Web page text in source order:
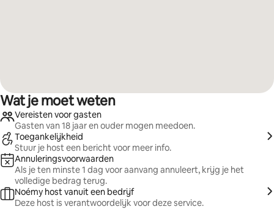
Wat je moet weten
Vereisten voor gasten
Gasten van 18 jaar en ouder mogen meedoen.
Toegankelijkheid
Stuur je host een bericht voor meer info.
Annuleringsvoorwaarden
Als je ten minste 1 dag voor aanvang annuleert, krijg je het
volledige bedrag terug.
Noémy host vanuit een bedrijf
Deze host is verantwoordelijk voor deze service.